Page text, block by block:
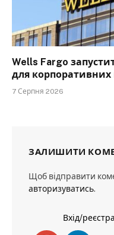
Wells Fargo
для корпоративних
7 Серпня 2026
ЗАЛИШИТИ
Щоб відправити
авторизуватись.
Вхід/